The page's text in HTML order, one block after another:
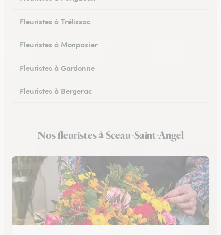
Fleuristes à Trélissac
Fleuristes à Monpazier
Fleuristes à Gardonne
Fleuristes à Bergerac
Fleuristes à Eymet
Nos fleuristes à Sceau-Saint-Angel